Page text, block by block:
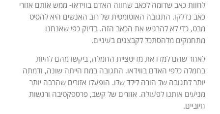
לחוות כאב שדומה לכאב שחווה האדם בווידאו- ממש אותם אזורי
כאב נדלקו. התגובה האוטומטית של רוב האנשים היא להסיט
מבט, כדי לא להרגיש את הכאב הזה. בדיוק כפי שאנחנו
מתחמקים מלהסתכל לקבצנים בעיניים.
לאחר שהם למדו את מדיטציית החמלה, ביקשו מהם להיות
בחמלה כלפי האדם בווידאו. התגובה במח הייתה שונה, ודמתה
יותר לתגובה של הורה לילד שלו. הופעלו אזורים שהרבה יותר
מניעים אותנו לפעולה. אזורים של קשב, פרספקטיבה ורגשות
חיוביים.